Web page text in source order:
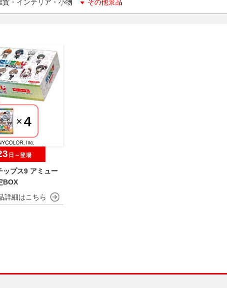
貨・インテリア・小物 その他景品
ップス9 アミュー
BOX
日～登場